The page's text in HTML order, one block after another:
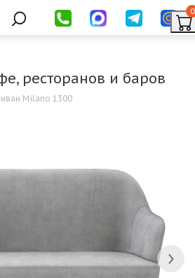
0
ресторанов и баров
Milano 1300